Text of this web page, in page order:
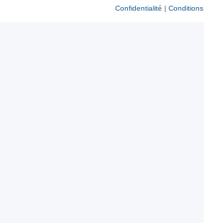
Confidentialité | Conditions